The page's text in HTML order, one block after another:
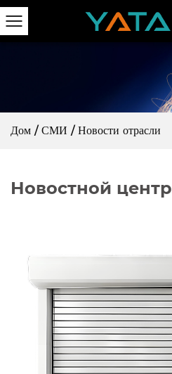
Дом / СМИ / Новости отрасли
Новостной центр